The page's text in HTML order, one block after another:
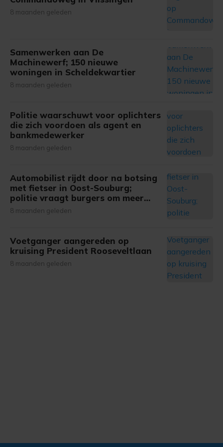
8 maanden geleden
Samenwerken aan De
Machinewerf; 150 nieuwe
woningen in Scheldekwartier
8 maanden geleden
Politie waarschuwt voor oplichters
die zich voordoen als agent en
bankmedewerker
8 maanden geleden
Automobilist rijdt door na botsing
met fietser in Oost-Souburg;
politie vraagt burgers om meer
informatie
8 maanden geleden
Voetganger aangereden op
kruising President Rooseveltlaan
8 maanden geleden